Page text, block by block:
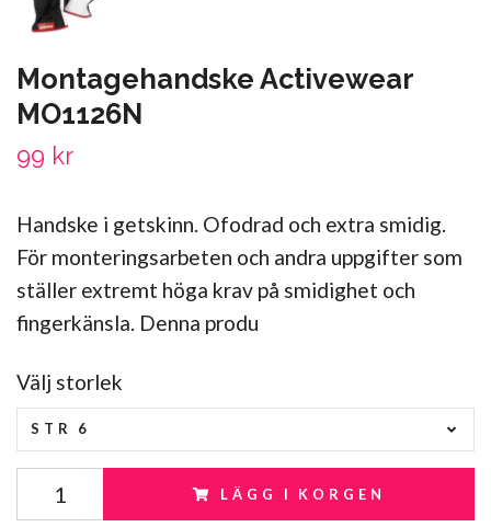
Montagehandske Activewear
MO1126N
99 kr
Handske i getskinn. Ofodrad och extra smidig.
För monteringsarbeten och andra uppgifter som
ställer extremt höga krav på smidighet och
fingerkänsla. Denna produ
Välj storlek
STR 6
LÄGG I KORGEN